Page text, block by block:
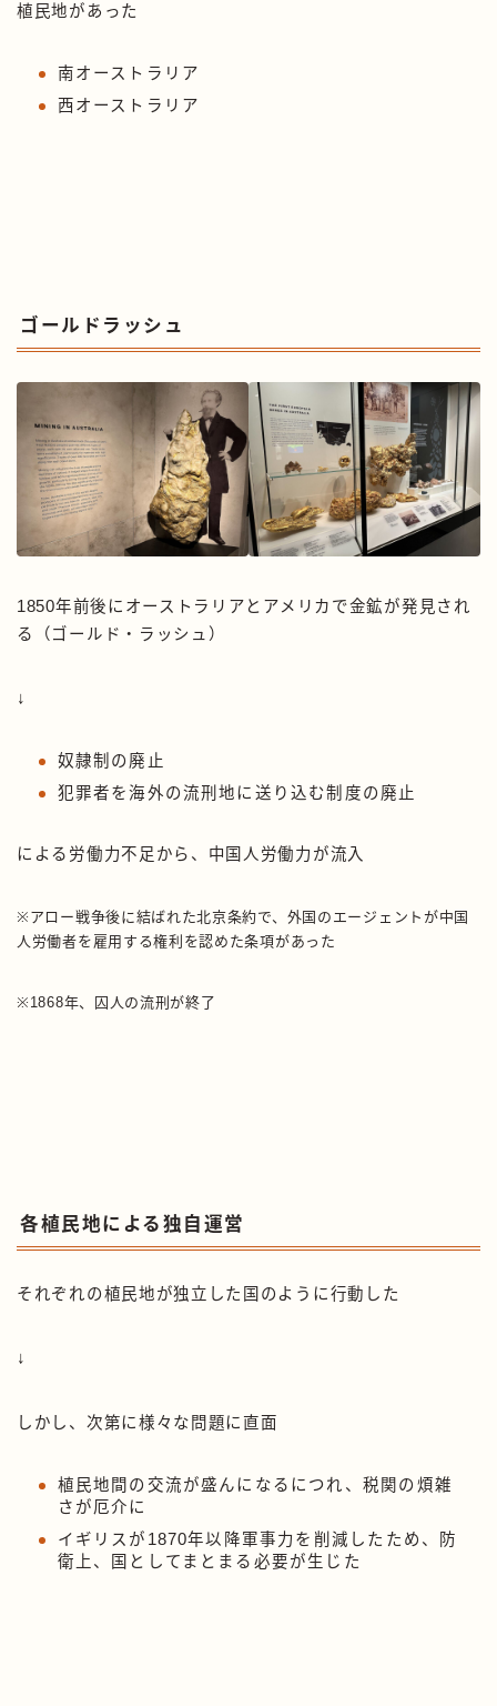
植民地があった
南オーストラリア
西オーストラリア
ゴールドラッシュ
1850年前後にオーストラリアとアメリカで金鉱が発見され
る（ゴールド・ラッシュ）
↓
奴隷制の廃止
犯罪者を海外の流刑地に送り込む制度の廃止
による労働力不足から、中国人労働力が流入
※アロー戦争後に結ばれた北京条約で、外国のエージェントが中国
人労働者を雇用する権利を認めた条項があった
※1868年、囚人の流刑が終了
各植民地による独自運営
それぞれの植民地が独立した国のように行動した
↓
しかし、次第に様々な問題に直面
植民地間の交流が盛んになるにつれ、税関の煩雑
さが厄介に
イギリスが1870年以降軍事力を削減したため、防
衛上、国としてまとまる必要が生じた